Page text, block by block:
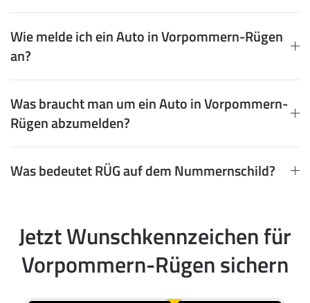
Wie melde ich ein Auto in Vorpommern-Rügen
an?
Was braucht man um ein Auto in Vorpommern-
Rügen abzumelden?
Was bedeutet RÜG auf dem Nummernschild?
Jetzt Wunschkennzeichen für
Vorpommern-Rügen sichern